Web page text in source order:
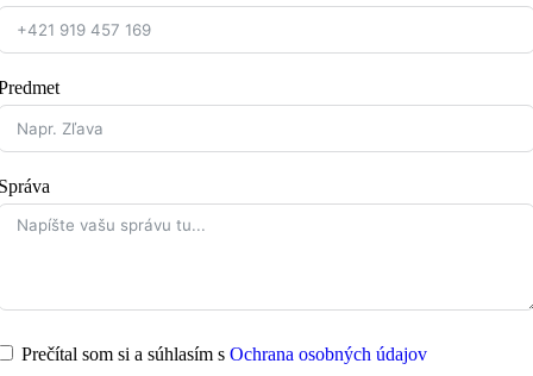
Prečítal som si a súhlasím s Ochrana osobných údajov